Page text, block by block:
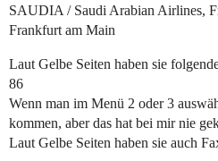
SAUDIA / Saudi Arabian Airlines,
Frankfurt am Main
Laut Gelbe Seiten haben sie
86
Wenn man im Menü 2 oder 3
kommen, aber das hat bei mir nie
Laut Gelbe Seiten haben sie auch